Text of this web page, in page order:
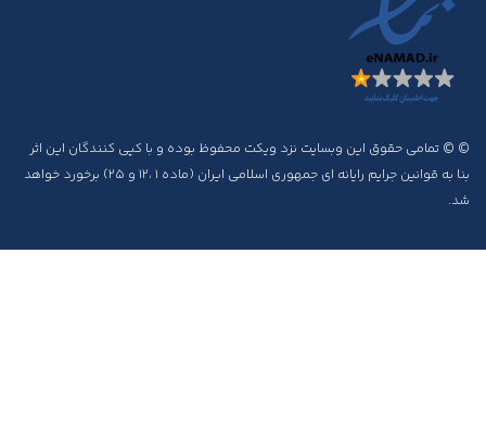
© © تمامی حقوق این وبسایت نزد ویکت محفوظ بوده و با کپی کنندگان این اثر
بنا به قوانین جرایم رایانه ای جمهوری اسلامی ایران (ماده ۱ ،۱۲ و ۲۵) برخورد خواهد
شد.